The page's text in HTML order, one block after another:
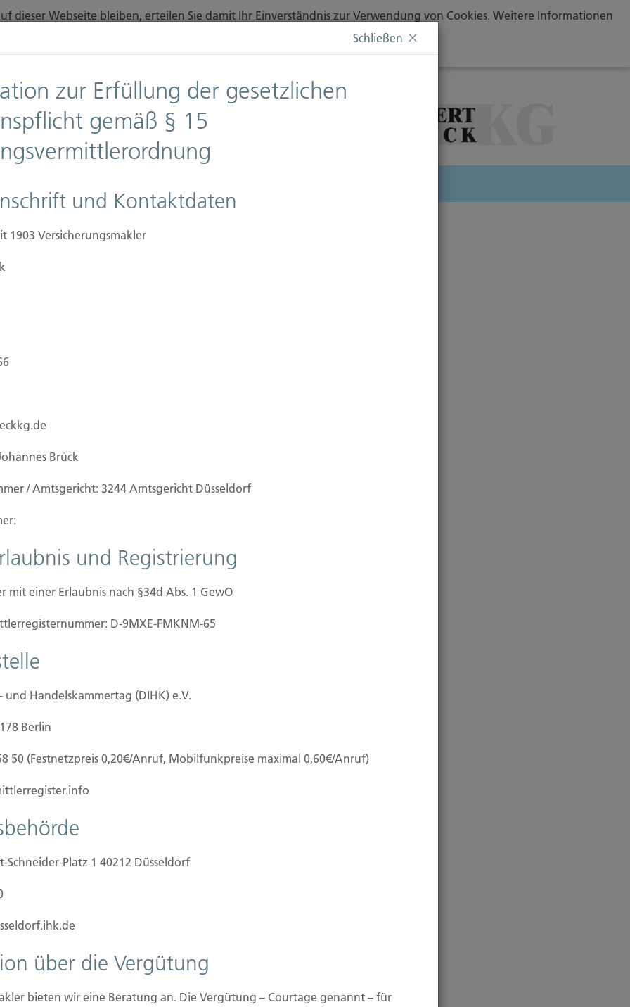
dieser Webseite bleiben, erteilen Sie damit Ihr Einverständnis zur Verwendung von Cookies. Weitere Informationen
Diese Nachricht nicht erneut anzeigen
Downloads Anfahrt
darüber, was mit Ihren
Website besuchen. Personenbezogene
werden können. Ausführliche
Sie unserer unter diesem Text aufgeführten
das Thema Datenschutz können Sie sich
oder das Kontaktformular an uns
dieser Website?
durch den Websitebetreiber. Dessen
Website entnehmen.
Sie uns diese mitteilen. Hierbei kann es sich
eingeben.
Website durch unsere IT-Systeme erfasst.
Betriebssystem oder Uhrzeit des
automatisch, sobald Sie unsere Website
Bereitstellung der Website zu
Ihres Nutzerverhaltens verwendet werden.
über Herkunft, Empfänger und Zweck Ihrer
Sie haben außerdem ein Recht, die
zu verlangen. Des Weiteren steht Ihnen ein
Schließen
zur Erfüllung der gesetzlichen
gemäß § 15
und Kontaktdaten
1903 Versicherungsmakler
Brück
/ Amtsgericht: 3244 Amtsgericht Düsseldorf
und Registrierung
mit einer Erlaubnis nach §34d Abs. 1 GewO
D-9MXE-FMKNM-65
und Handelskammertag (DIHK) e.V.
Berlin
50 (Festnetzpreis 0,20€/Anruf, Mobilfunkpreise maximal 0,60€/Anruf)
Schneider-Platz 1 40212 Düsseldorf
über die Vergütung
bieten wir eine Beratung an. Die Vergütung – Courtage genannt – für